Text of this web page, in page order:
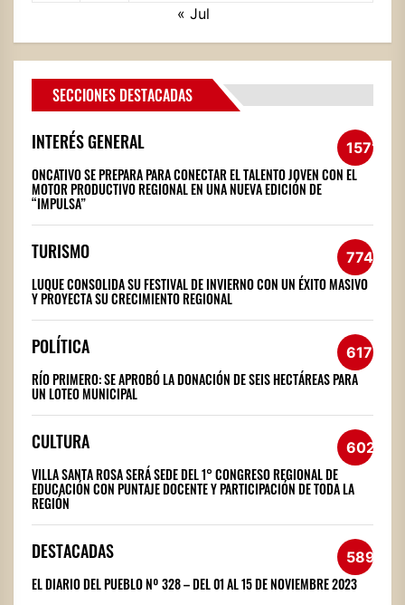
« Jul
SECCIONES DESTACADAS
INTERÉS GENERAL 1571
ONCATIVO SE PREPARA PARA CONECTAR EL TALENTO JOVEN CON EL
MOTOR PRODUCTIVO REGIONAL EN UNA NUEVA EDICIÓN DE
“IMPULSA”
TURISMO 774
LUQUE CONSOLIDA SU FESTIVAL DE INVIERNO CON UN ÉXITO MASIVO
Y PROYECTA SU CRECIMIENTO REGIONAL
POLÍTICA 617
RÍO PRIMERO: SE APROBÓ LA DONACIÓN DE SEIS HECTÁREAS PARA
UN LOTEO MUNICIPAL
CULTURA 602
VILLA SANTA ROSA SERÁ SEDE DEL 1° CONGRESO REGIONAL DE
EDUCACIÓN CON PUNTAJE DOCENTE Y PARTICIPACIÓN DE TODA LA
REGIÓN
DESTACADAS 589
EL DIARIO DEL PUEBLO Nº 328 – DEL 01 AL 15 DE NOVIEMBRE 2023